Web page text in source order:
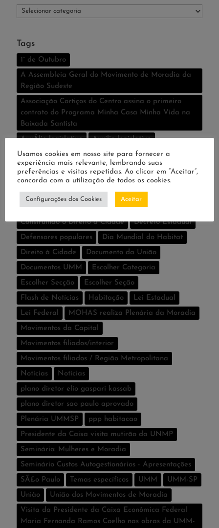
Categorias
Tags
1° de Outubro
A Assembleia Geral do Movimento de Moradia da
Região Sudeste
Associação Cortiços do Centro assina o primeiro
contrato do Programa Minha Casa Minha Vida na
Baixada Santista
AuxÃ­lio legislativo Auxí­lio legislativo
Caravana da Moradia rumo ao Governo do Estado
UMM
CDHU Centro de São Paulo
Conselho e Fundo Estadual de Habitação são
aprovados
Construindo o Direito à Cidade Decreto Estadual
Defensores populares Dia Mundial do Habitat
Direito à Cidade Documento da União
Documentos UMM Escolher Categoria
Escolher Secção Escolher Seção
Flash de Notí­cias Habitação Lei Estadual
Lei Federal MOHAS realiza Plenária da Moradia
Movimentos da Capital
Movimentos filiados/interior
Movimentos filiados / Região Metropolitana
Notícias Notí­cias
plano diretor elio gaspari kassab
plano diretor sao paulo aprovado
Plenária UMMSP ppp habitacao
Presidente da Caixa visita mutirão da UNMP
Seminário: Mulheres e Moradia
Seminário Custos Autogestionários - Apresentações
SÃ£o Paulo Temas especí­ficos UMM UMM-SP
União União dos Movimentos de Moradia
Visita da Presidente da Caixa Econômica Federal
Maria Fernanda Ramos Coelho nas obras da UMM-
Usamos cookies em nosso site para fornecer a
experiência mais relevante, lembrando suas
preferências e visitas repetidas. Ao clicar em “Aceitar”,
concorda com a utilização de todos os cookies.
Configurações dos Cookies Aceitar